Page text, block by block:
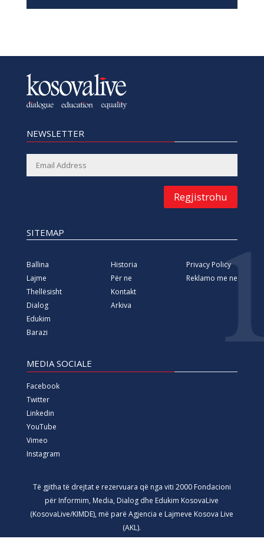
NEWSLETTER
Regjistrohu
SITEMAP
Ballina
Lajme
Thellësisht
Dialog
Edukim
Barazi
Historia
Për ne
Kontakt
Arkiva
Privacy Policy
Reklamo me ne
MEDIA SOCIALE
Facebook
Twitter
Linkedin
YouTube
Vimeo
Instagram
Të gjitha të drejtat e rezervuara që nga viti 2000 Fondacioni
për Informim, Media, Dialog dhe Edukim KosovaLive
(KosovaLive/KIMDE), më parë Agjencia e Lajmeve Kosova Live
(AKL).